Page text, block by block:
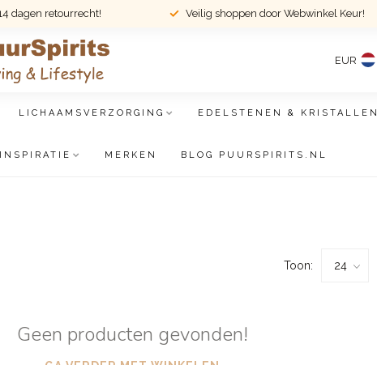
dagen retourrecht! Veilig shoppen door Webwinkel Keur!
EUR
LICHAAMSVERZORGING EDELSTENEN & KRISTALLEN
MERKEN BLOG PUURSPIRITS.NL
Toon:
Geen producten gevonden!